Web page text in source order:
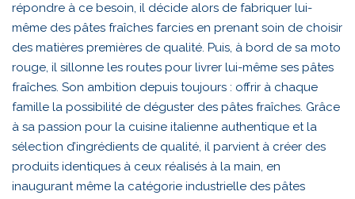
répondre à ce besoin, il décide alors de fabriquer lui-
même des pâtes fraîches farcies en prenant soin de choisir
des matières premières de qualité. Puis, à bord de sa moto
rouge, il sillonne les routes pour livrer lui-même ses pâtes
fraîches. Son ambition depuis toujours : offrir à chaque
famille la possibilité de déguster des pâtes fraîches. Grâce
à sa passion pour la cuisine italienne authentique et la
sélection d’ingrédients de qualité, il parvient à créer des
produits identiques à ceux réalisés à la main, en
inaugurant même la catégorie industrielle des pâtes